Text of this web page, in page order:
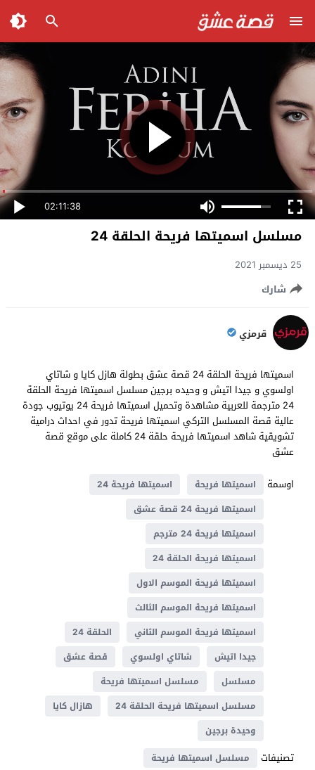
02:11:38
مسلسل اسميتها فريحة الحلقة 24
25 ديسمبر 2021
شارك
قرمزي
اسميتها فريحة الحلقة 24 قصة عشق بطولة هازل كايا و شاتاي
اولسوي و جيدا اتيش و وحيده برجين مسلسل اسميتها فريحة الحلقة
24 مترجمة للعربية مشاهدة وتحميل اسميتها فريحة 24 يوتيوب جودة
عالية قصة المسلسل التركي اسميتها فريحة تدور في احداث درامية
تشويقية شاهد اسميتها فريحة حلقة 24 كاملة على موقع قصة
عشق
اوسمة
اسميتها فريحة
اسميتها فريحة 24
اسميتها فريحة 24 قصة عشق
اسميتها فريحة 24 مترجم
اسميتها فريحة الحلقة 24
اسميتها فريحة الموسم الاول
اسميتها فريحة الموسم الثالث
اسميتها فريحة الموسم الثاني
الحلقة 24
جيدا اتيش
شاتاي اولسوي
قصة عشق
مسلسل
مسلسل اسميتها فريحة
مسلسل اسميتها فريحة الحلقة 24
هازال كايا
وحيدة برجين
تصنيفات مسلسل اسميتها فريحة